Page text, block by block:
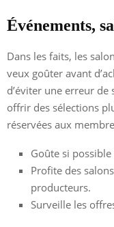
Événements,
Dans les faits, les
veux goûter avant
d’éviter une erreur
offrir des sélections
réservées aux
Goûte si
Profite des
producteurs.
Surveille les